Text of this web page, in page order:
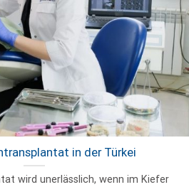
in der Türkei
wird unerlässlich, wenn im Kiefer